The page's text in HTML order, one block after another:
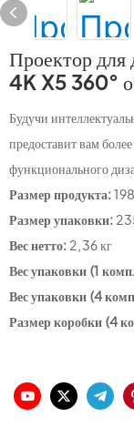
Проектор для
4K X5 360°
Будучи
предоставит вам
функционального
Размер продукта:
Размер упаковки:
Вес нетто: 2,36 кг
Вес упаковки (1
Вес упаковки (4
Размер коробки (4